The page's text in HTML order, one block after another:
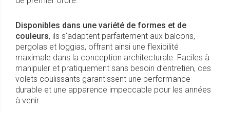
Disponibles dans une variété de formes et de
couleurs, ils s’adaptent parfaitement aux balcons,
pergolas et loggias, offrant ainsi une flexibilité
maximale dans la conception architecturale. Faciles à
manipuler et pratiquement sans besoin d’entretien, ces
volets coulissants garantissent une performance
durable et une apparence impeccable pour les années
à venir.